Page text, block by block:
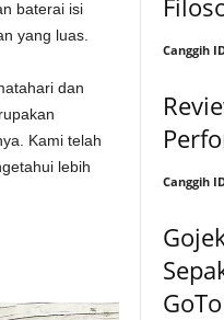
baterai isi
yang luas.
dan
Kami telah
lebih
Canggih
Canggih